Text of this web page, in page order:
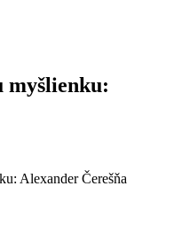
myšlienku:
Alexander Čerešňa